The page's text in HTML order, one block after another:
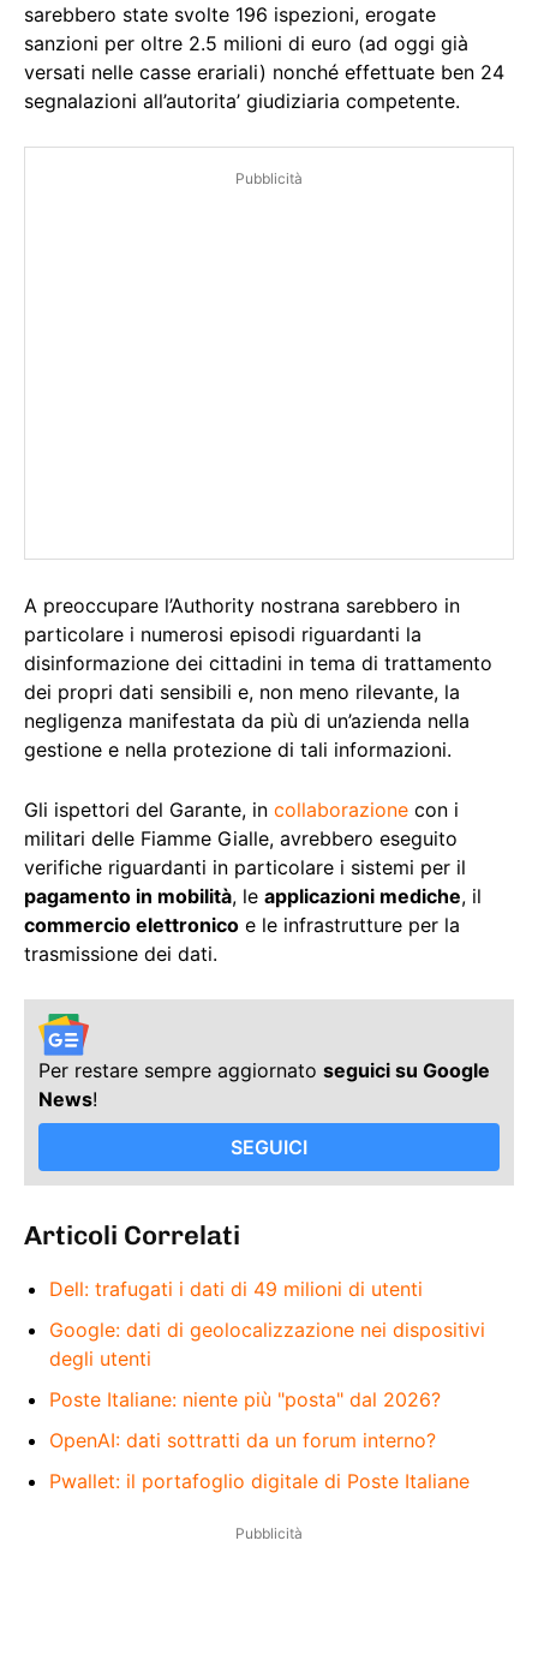
sarebbero state svolte 196 ispezioni, erogate
sanzioni per oltre 2.5 milioni di euro (ad oggi già
versati nelle casse erariali) nonché effettuate ben 24
segnalazioni all’autorita’ giudiziaria competente.
Pubblicità
A preoccupare l’Authority nostrana sarebbero in
particolare i numerosi episodi riguardanti la
disinformazione dei cittadini in tema di trattamento
dei propri dati sensibili e, non meno rilevante, la
negligenza manifestata da più di un’azienda nella
gestione e nella protezione di tali informazioni.
Gli ispettori del Garante, in collaborazione con i
militari delle Fiamme Gialle, avrebbero eseguito
verifiche riguardanti in particolare i sistemi per il
pagamento in mobilità, le applicazioni mediche, il
commercio elettronico e le infrastrutture per la
trasmissione dei dati.
Per restare sempre aggiornato seguici su Google
News!
SEGUICI
Articoli Correlati
Dell: trafugati i dati di 49 milioni di utenti
Google: dati di geolocalizzazione nei dispositivi
degli utenti
Poste Italiane: niente più "posta" dal 2026?
OpenAI: dati sottratti da un forum interno?
Pwallet: il portafoglio digitale di Poste Italiane
Pubblicità